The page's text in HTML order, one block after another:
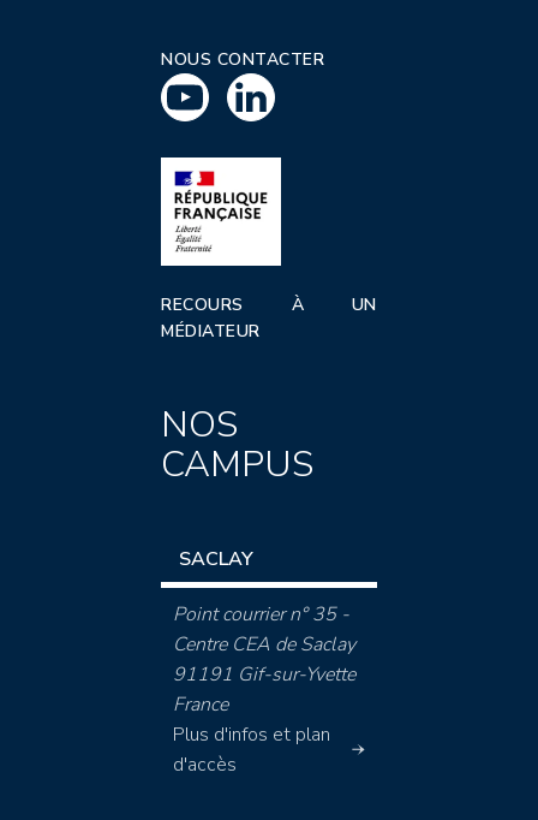
NOUS CONTACTER
RECOURS À UN
MÉDIATEUR
NOS
CAMPUS
SACLAY
Point courrier n° 35 -
Centre CEA de Saclay
91191 Gif-sur-Yvette
France
Plus d'infos et plan
d'accès